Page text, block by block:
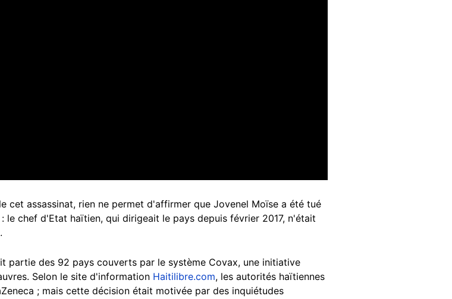
cet assassinat, rien ne permet d'affirmer que Jovenel Moïse a été tué
chef d'Etat haïtien, qui dirigeait le pays depuis février 2017, n'était
partie des 92 pays couverts par le système Covax, une initiative
Selon le site d'information Haitilibre.com, les autorités haïtiennes
; mais cette décision était motivée par des inquiétudes